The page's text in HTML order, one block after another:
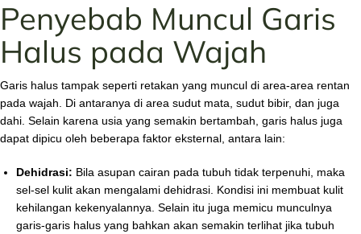
Penyebab Muncul Garis
Halus pada Wajah
Garis halus tampak seperti retakan yang muncul di area-area rentan
pada wajah. Di antaranya di area sudut mata, sudut bibir, dan juga
dahi. Selain karena usia yang semakin bertambah, garis halus juga
dapat dipicu oleh beberapa faktor eksternal, antara lain:
Dehidrasi: Bila asupan cairan pada tubuh tidak terpenuhi, maka
sel-sel kulit akan mengalami dehidrasi. Kondisi ini membuat kulit
kehilangan kekenyalannya. Selain itu juga memicu munculnya
garis-garis halus yang bahkan akan semakin terlihat jika tubuh